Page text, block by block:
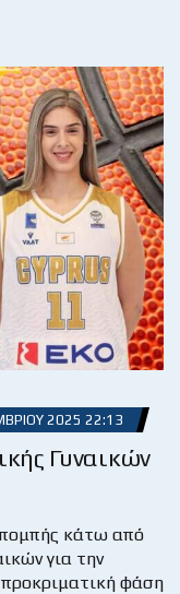
2025 22:13
Γυναικών
κάτω από
για την
φάση